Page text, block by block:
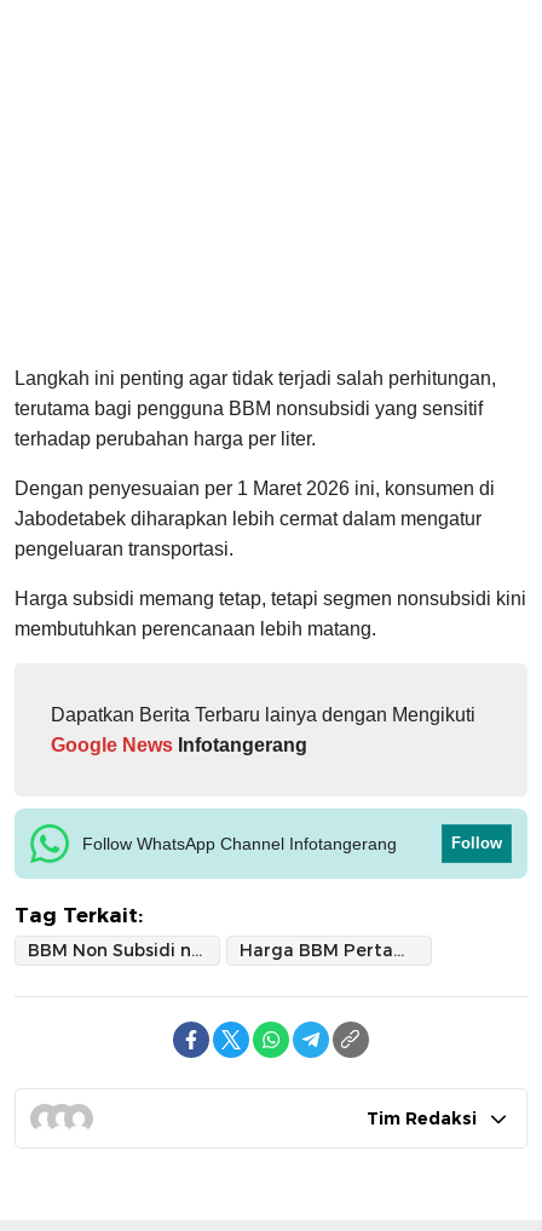
Langkah ini penting agar tidak terjadi salah perhitungan,
terutama bagi pengguna BBM nonsubsidi yang sensitif
terhadap perubahan harga per liter.
Dengan penyesuaian per 1 Maret 2026 ini, konsumen di
Jabodetabek diharapkan lebih cermat dalam mengatur
pengeluaran transportasi.
Harga subsidi memang tetap, tetapi segmen nonsubsidi kini
membutuhkan perencanaan lebih matang.
Dapatkan Berita Terbaru lainya dengan Mengikuti
Google News Infotangerang
Follow WhatsApp Channel Infotangerang Follow
Tag Terkait:
BBM Non Subsidi naik Harga BBM Pertamina
Tim Redaksi